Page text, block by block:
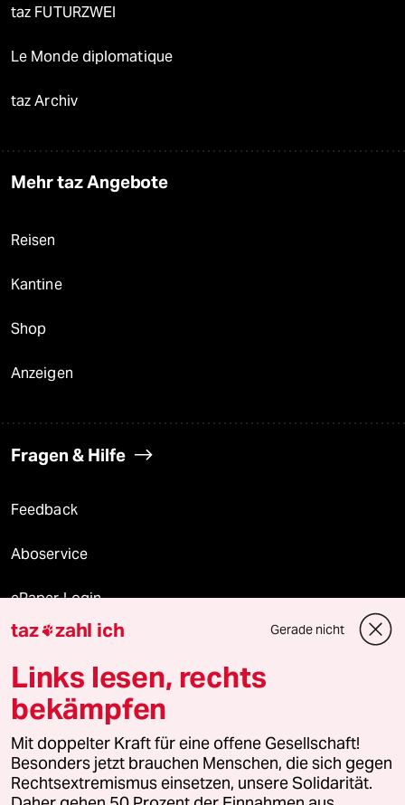
taz FUTURZWEI
Le Monde diplomatique
taz Archiv
Mehr taz Angebote
Reisen
Kantine
Shop
Anzeigen
Fragen & Hilfe
Feedback
Aboservice
ePaper Login
Downloads für Abonnierende
© 2026 taz Verlags und Vertriebs GmbH
Alle Rechte vorbehalten. Bei rechtlichen Fragen oder für Genehmigungen
wenden Sie sich bitte an
lizenzen@taz.de
taz zahl ich Gerade nicht
Links lesen, rechts
bekämpfen
Mit doppelter Kraft für eine offene Gesellschaft!
Besonders jetzt brauchen Menschen, die sich gegen
Rechtsextremismus einsetzen, unsere Solidarität.